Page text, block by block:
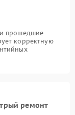
прошедшие
корректную
ремонт